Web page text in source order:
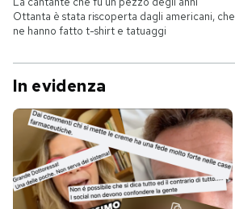
Ottanta è stata riscoperta dagli americani, che
ne hanno fatto t-shirt e tatuaggi
In evidenza